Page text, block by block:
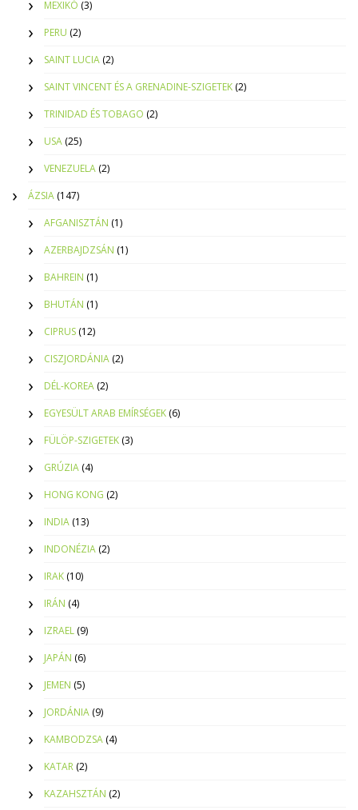
MEXIKÓ (3)
PERU (2)
SAINT LUCIA (2)
SAINT VINCENT ÉS A GRENADINE-SZIGETEK (2)
TRINIDAD ÉS TOBAGO (2)
USA (25)
VENEZUELA (2)
ÁZSIA (147)
AFGANISZTÁN (1)
AZERBAJDZSÁN (1)
BAHREIN (1)
BHUTÁN (1)
CIPRUS (12)
CISZJORDÁNIA (2)
DÉL-KOREA (2)
EGYESÜLT ARAB EMÍRSÉGEK (6)
FÜLÖP-SZIGETEK (3)
GRÚZIA (4)
HONG KONG (2)
INDIA (13)
INDONÉZIA (2)
IRAK (10)
IRÁN (4)
IZRAEL (9)
JAPÁN (6)
JEMEN (5)
JORDÁNIA (9)
KAMBODZSA (4)
KATAR (2)
KAZAHSZTÁN (2)